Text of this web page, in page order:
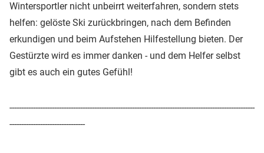
Wintersportler nicht unbeirrt weiterfahren, sondern stets
helfen: gelöste Ski zurückbringen, nach dem Befinden
erkundigen und beim Aufstehen Hilfestellung bieten. Der
Gestürzte wird es immer danken - und dem Helfer selbst
gibt es auch ein gutes Gefühl!
--------------------------------------------------------------------------------------------------------
--------------------------------